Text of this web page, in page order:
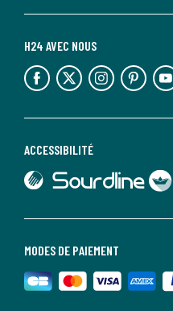
MODES DE PAIEMENT
ACCESSIBILITÉ
lien vers Sourdline
lien vers Faciliti
H24 AVEC NOUS
lien vers l'espace réseaux sociaux lien vers l'espace réseaux sociaux lien vers l'espace réseaux sociaux lien vers l'espace réseaux sociaux lien vers l'espace